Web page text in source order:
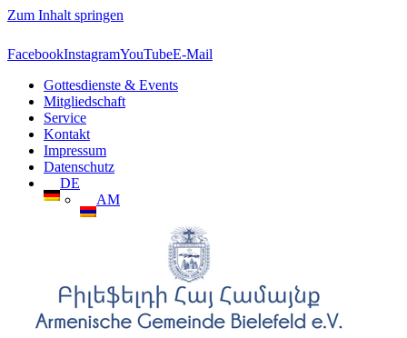
Zum Inhalt springen
FacebookInstagramYouTubeE-Mail
Gottesdienste & Events
Mitgliedschaft
Service
Kontakt
Impressum
Datenschutz
DE
AM